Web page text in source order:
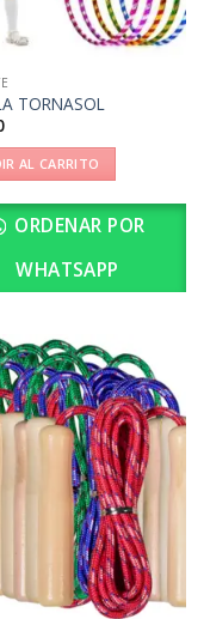
TORNASOL
AL CARRITO
ORDENAR POR
WHATSAPP